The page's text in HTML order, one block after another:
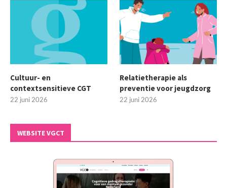
Cultuur- en
contextsensitieve CGT
22 juni 2026
Relatietherapie als
preventie voor jeugdzorg
22 juni 2026
WEBSITE VGCT